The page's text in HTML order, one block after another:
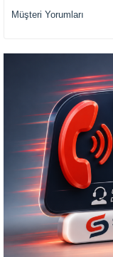
Müşteri Yorumları